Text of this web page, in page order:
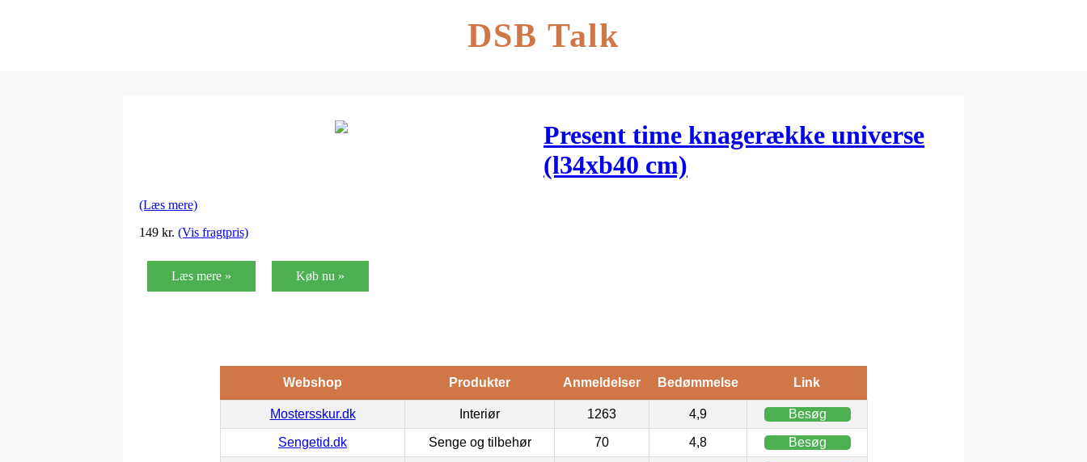
DSB Talk
Present time knagerække universe
(l34xb40 cm)
(Læs mere)
149 kr. (Vis fragtpris)
Læs mere » Køb nu »
Webshop Produkter Anmeldelser Bedømmelse Link
Mostersskur.dk Interiør 1263 4,9 Besøg
Sengetid.dk Senge og tilbehør 70 4,8 Besøg